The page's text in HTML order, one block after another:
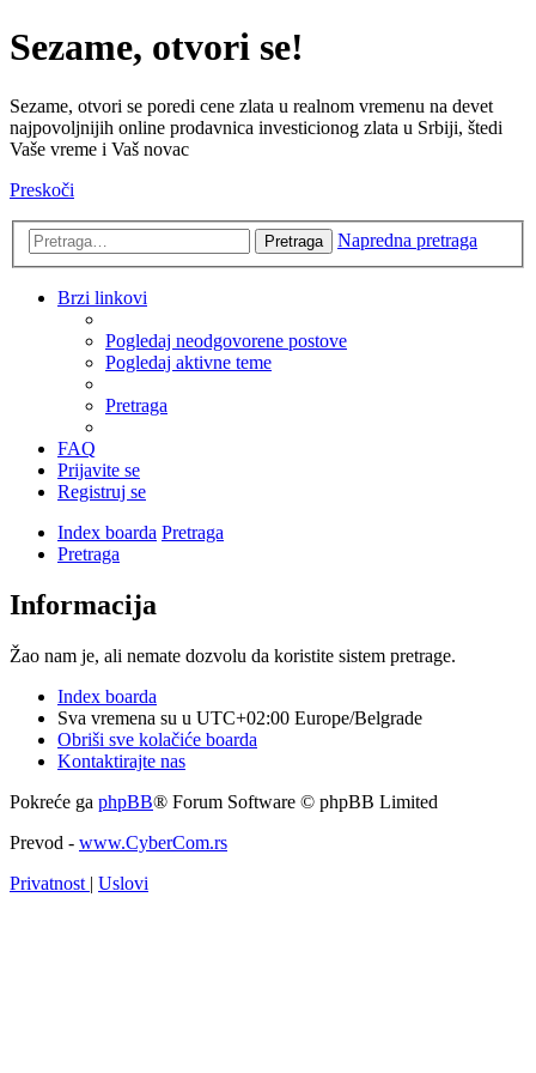
Sezame, otvori se!
Sezame, otvori se poredi cene zlata u realnom vremenu na devet
najpovoljnijih online prodavnica investicionog zlata u Srbiji, štedi
Vaše vreme i Vaš novac
Preskoči
Pretraga Napredna pretraga
Brzi linkovi
Pogledaj neodgovorene postove
Pogledaj aktivne teme
Pretraga
FAQ
Prijavite se
Registruj se
Index boarda Pretraga
Pretraga
Informacija
Žao nam je, ali nemate dozvolu da koristite sistem pretrage.
Index boarda
Sva vremena su u UTC+02:00 Europe/Belgrade
Obriši sve kolačiće boarda
Kontaktirajte nas
Pokreće ga phpBB® Forum Software © phpBB Limited
Prevod - www.CyberCom.rs
Privatnost | Uslovi